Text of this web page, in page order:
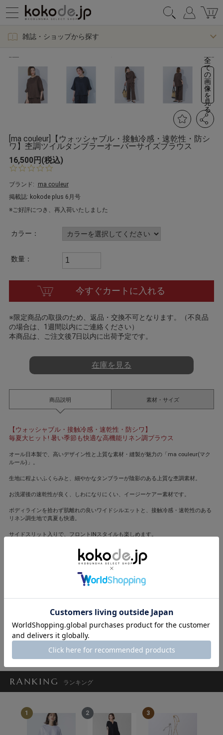
雑誌・ショップから探す
全
て
の
画
像
を
見
る
[ma couleur]【ウォッシャブル・接触冷感・速乾性・防シ
ワ】杢調ツイルタンブラーオーバーサイズブラウス
16,500円(税込)
s
t
a
r
ブランド:
ma couleur
掲載誌: kokode plus 6月号
※ご好評につき、再入荷いたしました
カラー：
数量：
今すぐカートに入れる
※限定商品の取扱のため、返品・交換不可となります。（不良品
の場合は、1週間以内にご連絡ください）
本商品は、ご注文後7日以内に出荷予定です。
在庫を見る
商品説明
【ウォッシャブル・接触冷感・速乾性・防シワ】
毎夏大ヒット! 暑い季節も快適な高機能リネン調ブラウス
オール日本製で、高いデザイン性と上質な素材・縫製が魅力の「ma couleur(マク
ルール)」。
生地に程よいふくらみと、細やかなタンブラーが陰影のある上質な杢調素材。
お洗濯後の速乾性が良く、しわになりにくい、イージーケアー素材です。
ボディラインを拾わず肌離れの良いワイドシルエットと、接触冷感・速乾性のある
リネン調生地で真夏も快適。
サイドスリット入りで、フロントINスタイルも楽しめます。
同シリーズのパンツとのセットアップもオススメです。
セットアップになるパンツはこちら
モデル身長166cm
コーディネートした商品一覧はこちら
閉じる
素材・サイズ
RANKING ランキング
1 2 3